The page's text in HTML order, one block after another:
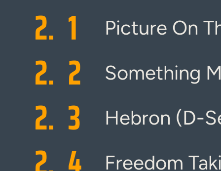
2. 1 Picture On
2. 2 Something
2. 3 Hebron (D-
Freedom